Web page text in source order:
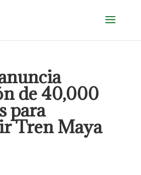
de 40,000
para
Tren Maya